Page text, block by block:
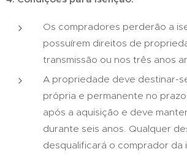
Os compradores perderão a
possuírem direitos de
transmissão ou nos três anos
A propriedade deve destinar-
própria e permanente no
após a aquisição e deve
durante seis anos. Qualquer
desqualificará o comprador da